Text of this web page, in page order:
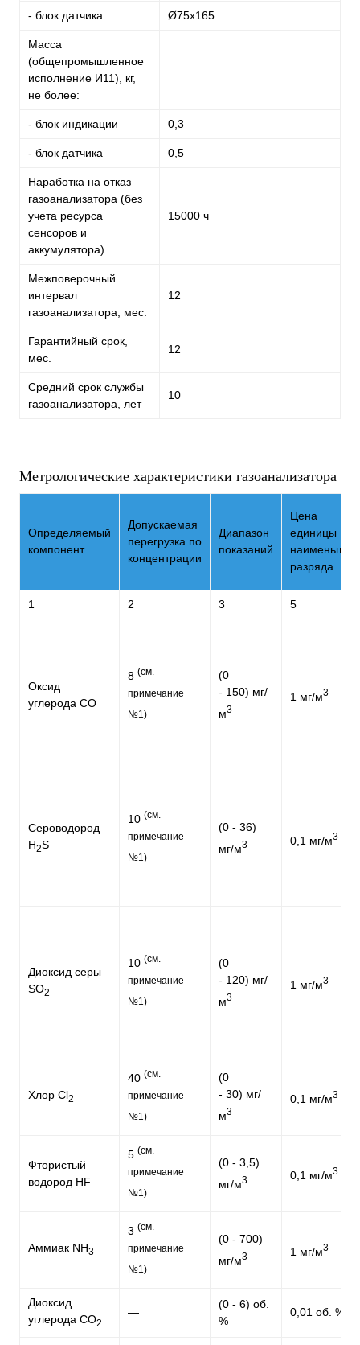
- блок датчика Ø75x165
Масса
(общепромышленное
исполнение И11), кг,
не более:
- блок индикации 0,3
- блок датчика 0,5
Наработка на отказ
газоанализатора (без
учета ресурса
сенсоров и
аккумулятора)
15000 ч
Межповерочный
интервал
газоанализатора, мес.
12
Гарантийный срок,
мес.
12
Средний срок службы
газоанализатора, лет
10
Метрологические характеристики газоанализатора
Определяемый
компонент
Допускаемая
перегрузка по
концентрации
Диапазон
показаний
Цена
единицы
разряда
1 2 3 5
Оксид
углерода CO
8 (см.
примечание
№1)
(0
- 150) мг/
м3
1 мг/м3
Сероводород
H2S
10 (см.
примечание
№1)
(0 - 36)
мг/м3 0,1 мг/м3
Диоксид серы
SO2
10 (см.
примечание
№1)
(0
- 120) мг/
м3
1 мг/м3
Хлор Cl2
40 (см.
примечание
№1)
(0
- 30) мг/
м3
0,1 мг/м3
Фтористый
водород HF
5 (см.
примечание
№1)
(0 - 3,5)
мг/м3 0,1 мг/м3
Аммиак NH3
3 (см.
примечание
№1)
(0 - 700)
мг/м3 1 мг/м3
Диоксид
углерода СО2
—
(0 - 6) об.
%
0,01 об. %